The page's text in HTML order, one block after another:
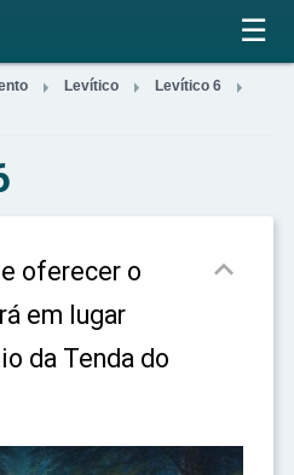
×
☰
 Levítico  Levítico 6 
oferecer o
em lugar
da Tenda do
